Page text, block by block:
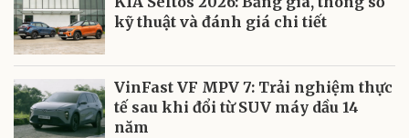
kỹ thuật và đánh giá chi tiết
VinFast VF MPV 7: Trải nghiệm thực
tế sau khi đổi từ SUV máy dầu 14
năm